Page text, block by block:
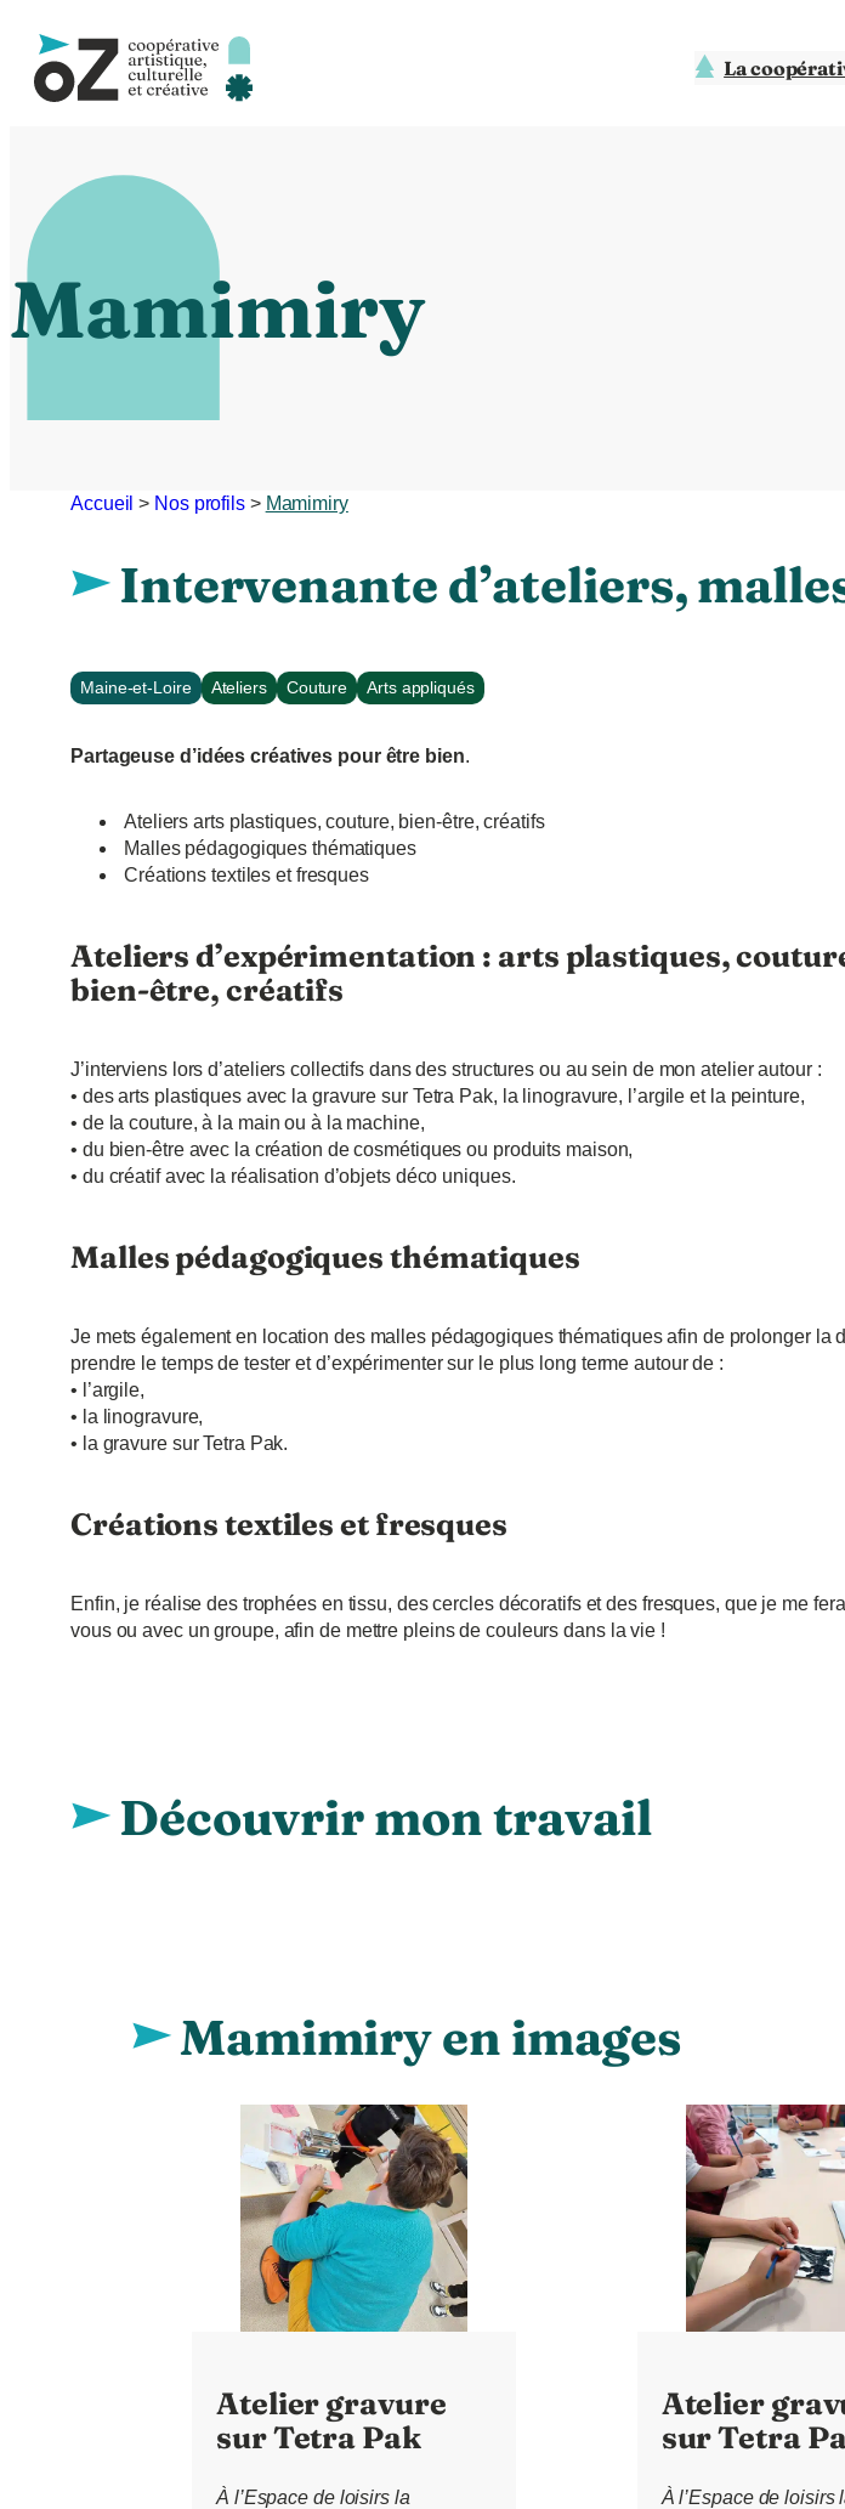
contenu
La
Mamimiry
C
Accueil > Nos profils> Mamimiry
Intervenante d’ateliers,
Maine-et-Loire Ateliers Couture Arts appliqués
Partageuse d’idées créatives pour être bien.
Ateliers arts plastiques, couture, bien-être, créatifs
Malles pédagogiques thématiques
Créations textiles et fresques
Ateliers d’expérimentation : arts plastiques,
bien-être, créatifs
J’interviens lors d’ateliers collectifs dans des structures ou au sein de mon atelier autour :
• des arts plastiques avec la gravure sur Tetra Pak, la linogravure, l’argile et la peinture,
• de la couture, à la main ou à la machine,
• du bien-être avec la création de cosmétiques ou produits maison,
• du créatif avec la réalisation d’objets déco uniques.
Malles pédagogiques thématiques
Je mets également en location des malles pédagogiques thématiques afin de prolonger la
prendre le temps de tester et d’expérimenter sur le plus long terme autour de :
• l’argile,
• la linogravure,
• la gravure sur Tetra Pak.
Créations textiles et fresques
Enfin, je réalise des trophées en tissu, des cercles décoratifs et des fresques, que je me
vous ou avec un groupe, afin de mettre pleins de couleurs dans la vie !
Découvrir mon travail
Mamimiry en images
Atelier gravure
sur Tetra Pak
À l’Espace de loisirs la
Atelier
sur Tetra
À l’Espace de loisirs